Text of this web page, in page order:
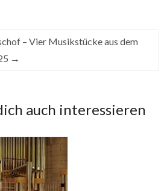
– Vier Musikstücke aus dem
→
auch interessieren